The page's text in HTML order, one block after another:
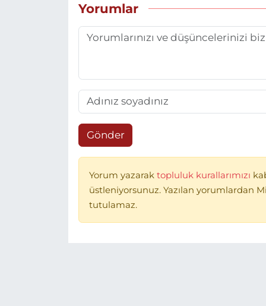
Yorumlar
Gönder
Yorum yazarak topluluk kurallarımızı
üstleniyorsunuz. Yazılan yorumlardan
tutulamaz.